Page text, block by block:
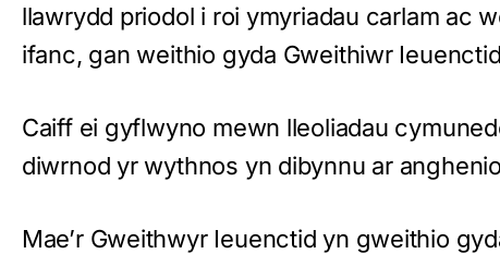
llawrydd priodol i roi ymyriadau carlam ac
ifanc, gan weithio gyda Gweithiwr
Caiff ei gyflwyno mewn lleoliadau
diwrnod yr wythnos yn dibynnu ar
Mae’r Gweithwyr Ieuenctid yn gweithio